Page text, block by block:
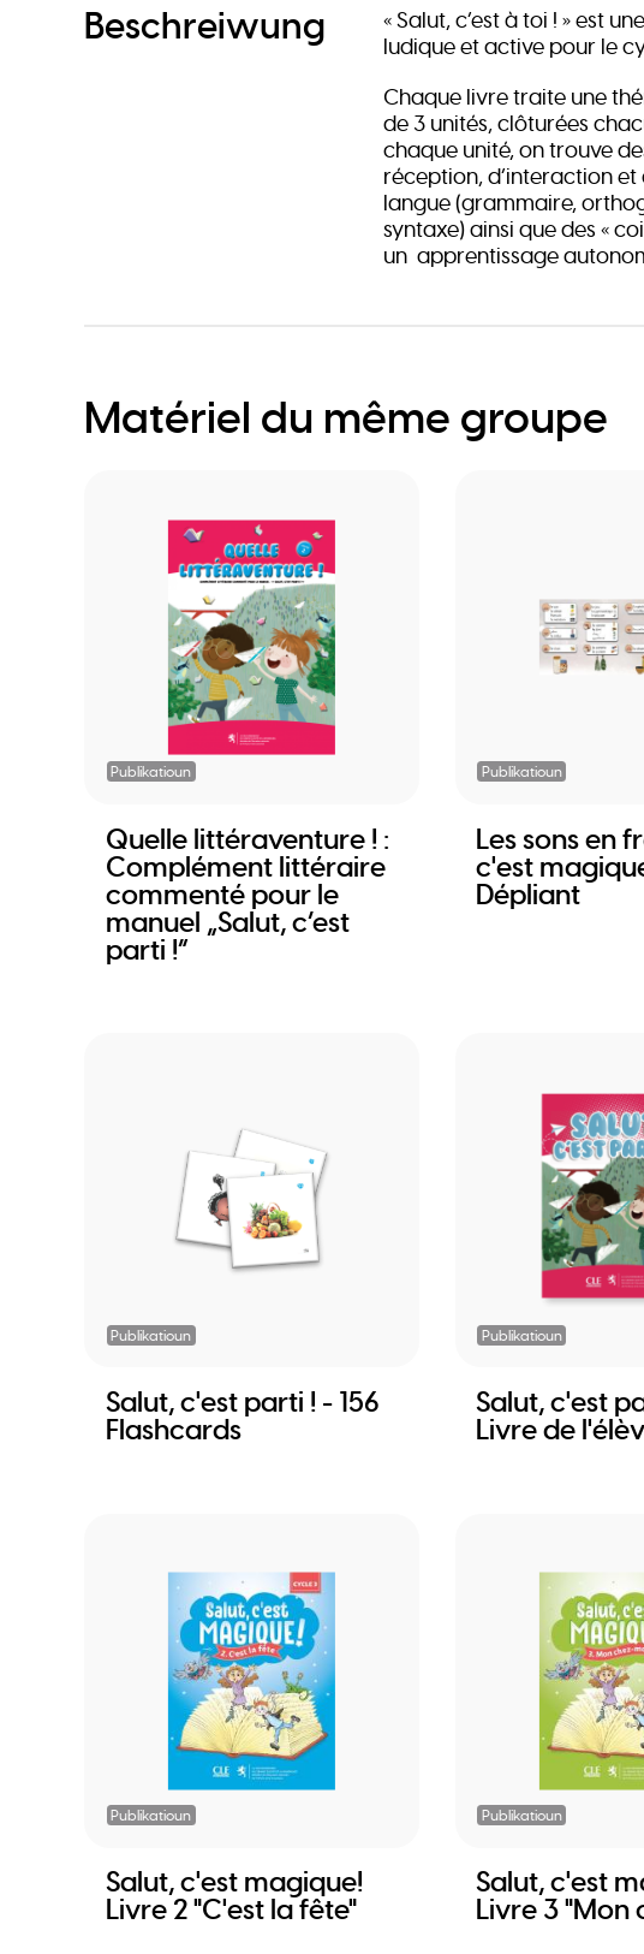
Beschreiwung
« Salut, c’est à toi ! » est
ludique et active pour le
Chaque livre traite une
de 3 unités, clôturées
chaque unité, on trouve
réception, d’interaction
langue (grammaire,
syntaxe) ainsi que des «
un apprentissage
Matériel du même groupe
Publikatioun
Quelle littéraventure ! :
Complément littéraire
commenté pour le
manuel „Salut, c’est
parti !“
Publikatioun
Les sons en
c'est
Dépliant
Publikatioun
Salut, c'est parti ! - 156
Flashcards
Publikatioun
Salut, c'est
Livre de
Publikatioun
Salut, c'est magique!
Livre 2 "C'est la fête"
Publikatioun
Salut, c'est
Livre 3 "Mon